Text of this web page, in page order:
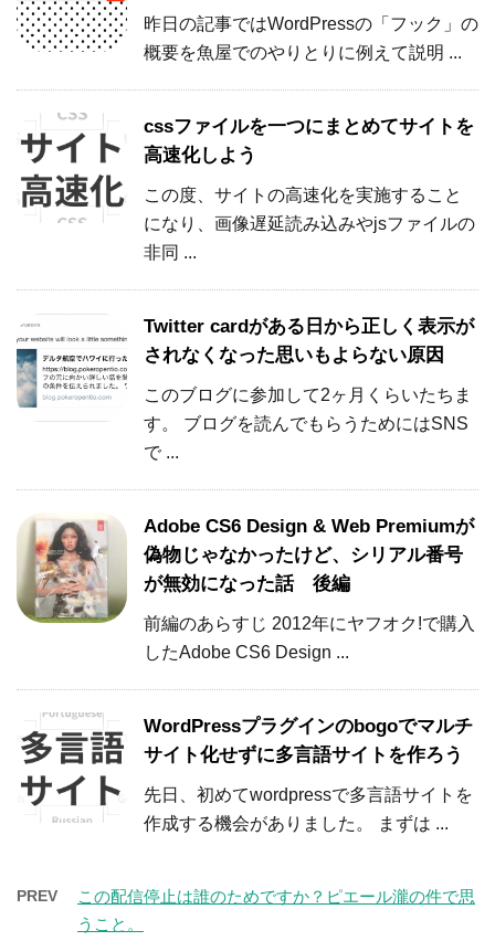
昨日の記事ではWordPressの「フック」の
概要を魚屋でのやりとりに例えて説明 ...
cssファイルを一つにまとめてサイトを
高速化しよう
この度、サイトの高速化を実施すること
になり、画像遅延読み込みやjsファイルの
非同 ...
Twitter cardがある日から正しく表示が
されなくなった思いもよらない原因
このブログに参加して2ヶ月くらいたちま
す。 ブログを読んでもらうためにはSNS
で ...
Adobe CS6 Design & Web Premiumが
偽物じゃなかったけど、シリアル番号
が無効になった話 後編
前編のあらすじ 2012年にヤフオク!で購入
したAdobe CS6 Design ...
WordPressプラグインのbogoでマルチ
サイト化せずに多言語サイトを作ろう
先日、初めてwordpressで多言語サイトを
作成する機会がありました。 まずは ...
PREV
この配信停止は誰のためですか？ピエール瀧の件で思
うこと。